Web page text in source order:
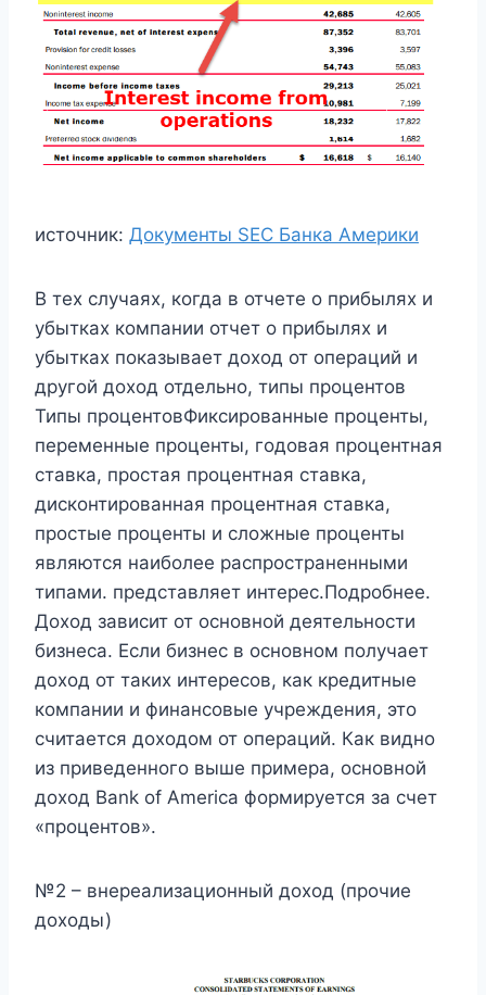
источник: Документы SEC Банка Америки
В тех случаях, когда в отчете о прибылях и
убытках компании отчет о прибылях и
убытках показывает доход от операций и
другой доход отдельно, типы процентов
Типы процентовФиксированные проценты,
переменные проценты, годовая процентная
ставка, простая процентная ставка,
дисконтированная процентная ставка,
простые проценты и сложные проценты
являются наиболее распространенными
типами. представляет интерес.Подробнее.
Доход зависит от основной деятельности
бизнеса. Если бизнес в основном получает
доход от таких интересов, как кредитные
компании и финансовые учреждения, это
считается доходом от операций. Как видно
из приведенного выше примера, основной
доход Bank of America формируется за счет
«процентов».
№2 – внереализационный доход (прочие
доходы)